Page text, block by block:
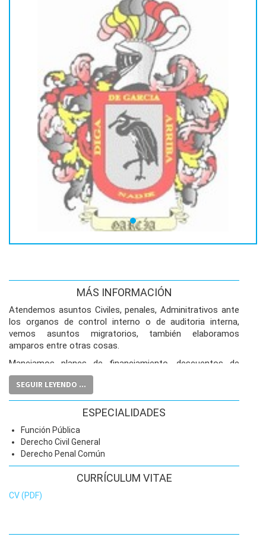
MÁS INFORMACIÓN
Atendemos asuntos Civiles, penales, Adminitrativos ante
los organos de control interno o de auditoria interna,
vemos asuntos migratorios, también elaboramos
amparos entre otras cosas.
Manejamos planes de financiamiento, descuentos de
hasta el 35 por ciento y comisiones para nuestros
clientes
SEGUIR LEYENDO ...
ESPECIALIDADES
Función Pública
Derecho Civil General
Derecho Penal Común
CURRÍCULUM VITAE
CV (PDF)